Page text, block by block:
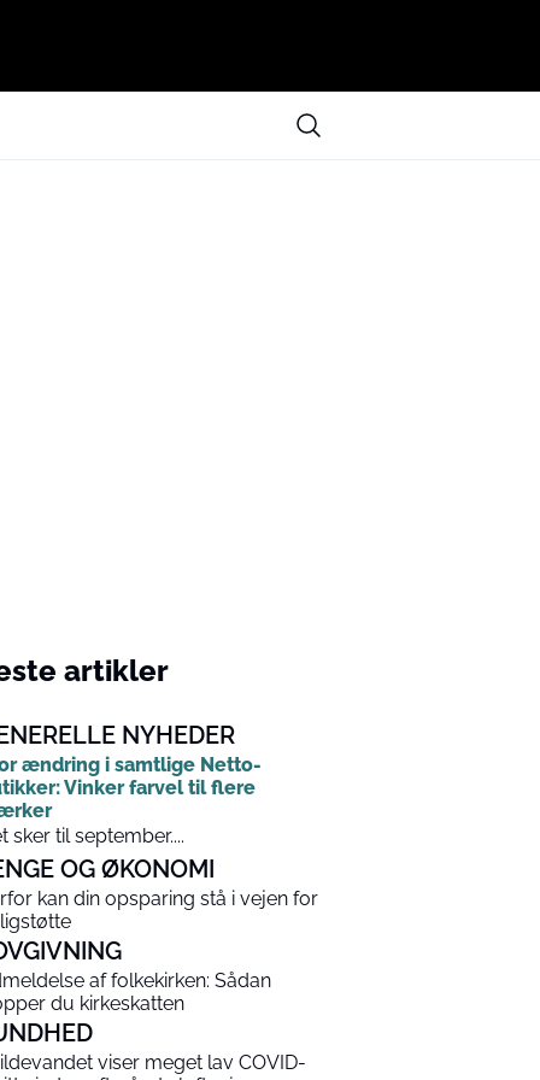
artikler
NYHEDER
ændring i samtlige Netto-
Vinker farvel til flere
sker til september....
OG ØKONOMI
kan din opsparing stå i vejen for
af folkekirken: Sådan
du kirkeskatten
viser meget lav COVID-